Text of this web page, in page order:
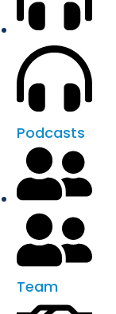
Podcasts
Team